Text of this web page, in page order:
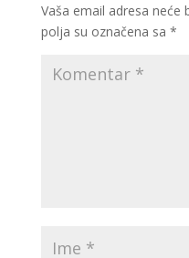
Vaša email adresa neće
polja su označena sa *